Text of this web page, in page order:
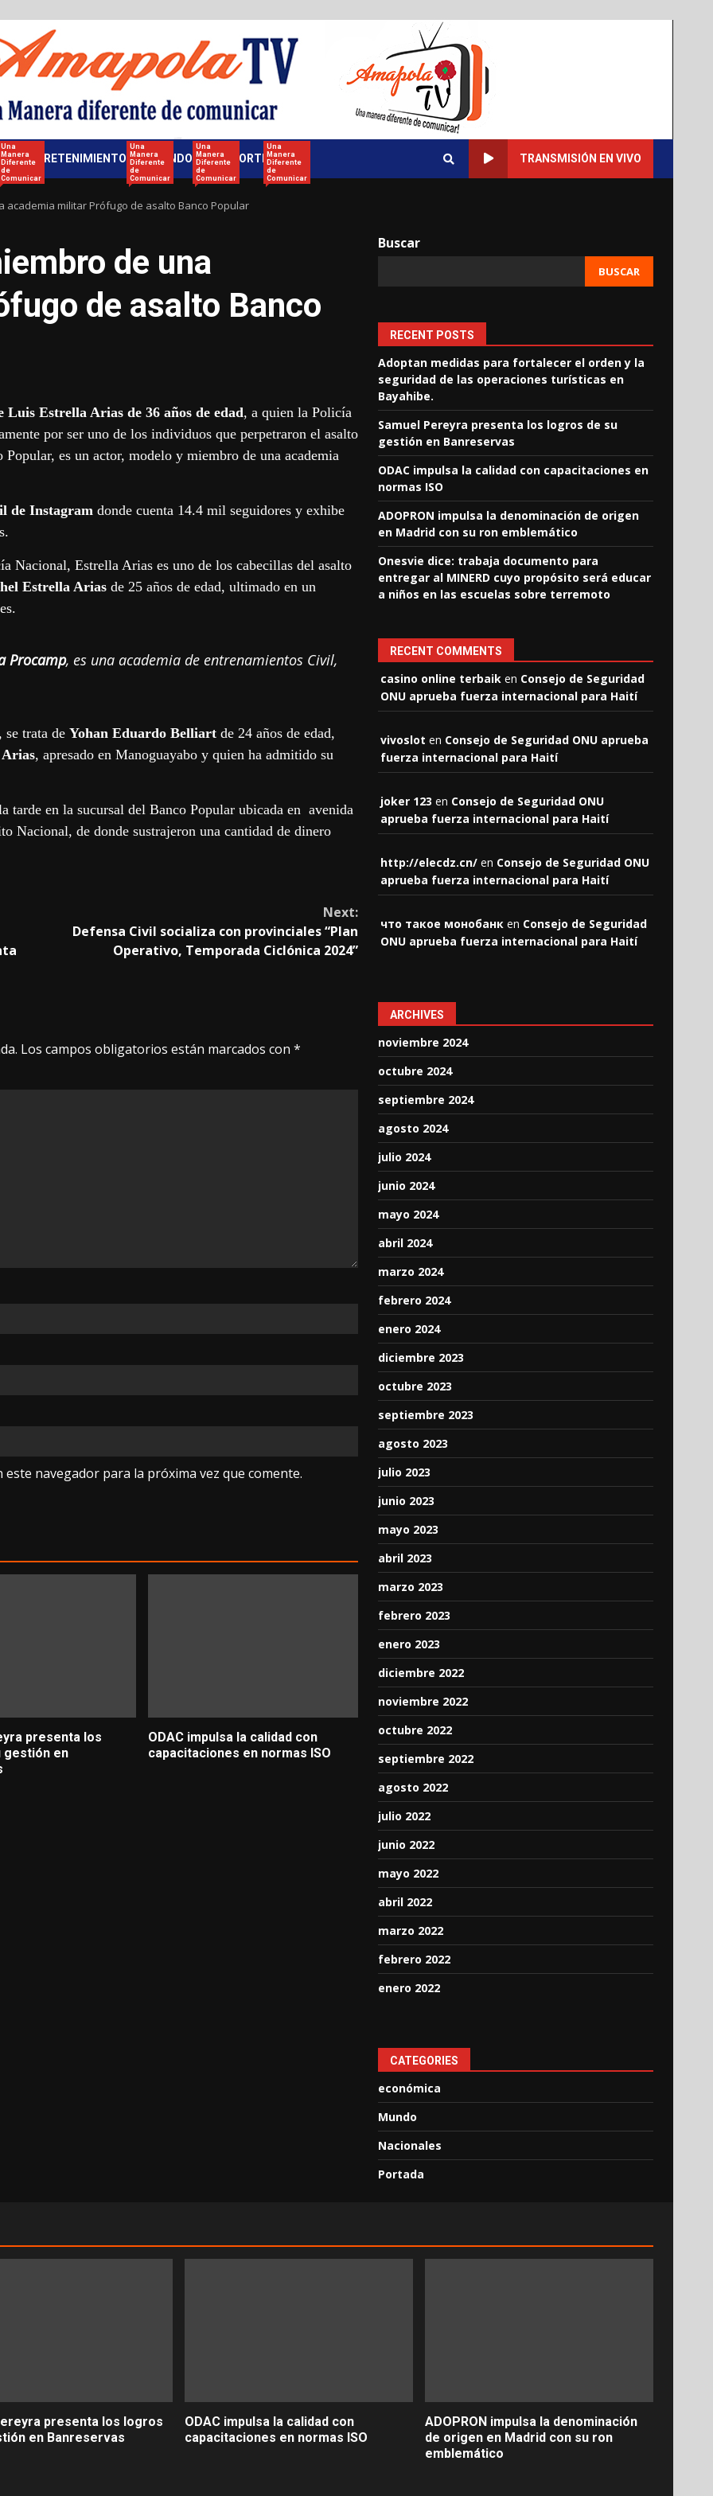
Una
Manera
Diferente
de
Comunicar
ENTRETENIMIENTO
Una
Manera
Diferente
de
Comunicar
MUNDO
Una
Manera
Diferente
de
Comunicar
DEPORTES
Una
Manera
Diferente
de
Comunicar
TRANSMISIÓN EN VIVO
academia militar Prófugo de asalto Banco Popular
de una
de asalto Banco
Luis Estrella Arias de 36 años de edad, a quien la Policía
por ser uno de los individuos que perpetraron el asalto
Popular, es un actor, modelo y miembro de una academia
de Instagram donde cuenta 14.4 mil seguidores y exhibe
Nacional, Estrella Arias es uno de los cabecillas del asalto
Estrella Arias de 25 años de edad, ultimado en un
Procamp, es una academia de entrenamientos Civil,
trata de Yohan Eduardo Belliart de 24 años de edad,
, apresado en Manoguayabo y quien ha admitido su
tarde en la sucursal del Banco Popular ubicada en avenida
Nacional, de donde sustrajeron una cantidad de dinero
Next:
Defensa Civil socializa con provinciales “Plan
Operativo, Temporada Ciclónica 2024”
Los campos obligatorios están marcados con *
navegador para la próxima vez que comente.
presenta los
gestión en
ODAC impulsa la calidad con
capacitaciones en normas ISO
Buscar
BUSCAR
RECENT POSTS
Adoptan medidas para fortalecer el orden y la
seguridad de las operaciones turísticas en
Bayahibe.
Samuel Pereyra presenta los logros de su
gestión en Banreservas
ODAC impulsa la calidad con capacitaciones en
normas ISO
ADOPRON impulsa la denominación de origen
en Madrid con su ron emblemático
Onesvie dice: trabaja documento para
entregar al MINERD cuyo propósito será educar
a niños en las escuelas sobre terremoto
RECENT COMMENTS
casino online terbaik en Consejo de Seguridad
ONU aprueba fuerza internacional para Haití
vivoslot en Consejo de Seguridad ONU aprueba
fuerza internacional para Haití
joker 123 en Consejo de Seguridad ONU
aprueba fuerza internacional para Haití
http://elecdz.cn/ en Consejo de Seguridad ONU
aprueba fuerza internacional para Haití
что такое монобанк en Consejo de Seguridad
ONU aprueba fuerza internacional para Haití
ARCHIVES
noviembre 2024
octubre 2024
septiembre 2024
agosto 2024
julio 2024
junio 2024
mayo 2024
abril 2024
marzo 2024
febrero 2024
enero 2024
diciembre 2023
octubre 2023
septiembre 2023
agosto 2023
julio 2023
junio 2023
mayo 2023
abril 2023
marzo 2023
febrero 2023
enero 2023
diciembre 2022
noviembre 2022
octubre 2022
septiembre 2022
agosto 2022
julio 2022
junio 2022
mayo 2022
abril 2022
marzo 2022
febrero 2022
enero 2022
CATEGORIES
económica
Mundo
Nacionales
Portada
presenta los logros
en Banreservas
ODAC impulsa la calidad con
capacitaciones en normas ISO
ADOPRON impulsa la denominación
de origen en Madrid con su ron
emblemático